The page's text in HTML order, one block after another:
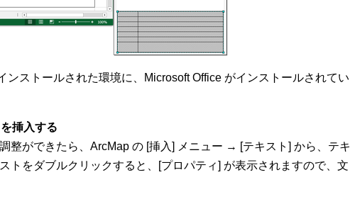
ンストールされた環境に、Microsoft Office がインストールされてい
挿入する
整ができたら、ArcMap の [挿入] メニュー → [テキスト] から、テキ
トをダブルクリックすると、[プロパティ] が表示されますので、文